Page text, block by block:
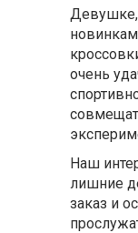
Девушке,
очень
Наш
лишние
заказ и